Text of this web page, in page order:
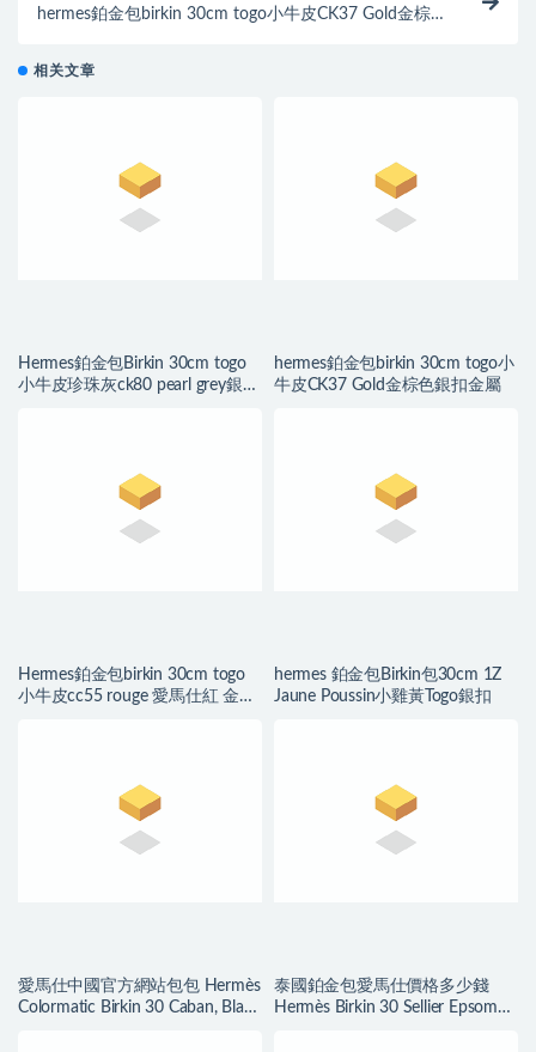
hermes鉑金包birkin 30cm togo小牛皮CK37 Gold金棕
相关文章
Hermes鉑金包Birkin 30cm togo
小牛皮珍珠灰ck80 pearl grey銀扣
hermes鉑金包birkin 30cm togo小
牛皮CK37 Gold金棕色銀扣金屬
Hermes鉑金包birkin 30cm togo
小牛皮cc55 rouge 愛馬仕紅 金扣
hermes 鉑金包Birkin包30cm 1Z
Jaune Poussin小雞黃Togo銀扣
愛馬仕中國官方網站包包 Hermès
Colormatic Birkin 30 Caban, Black
泰國鉑金包愛馬仕價格多少錢
Hermès Birkin 30 Sellier Epsom